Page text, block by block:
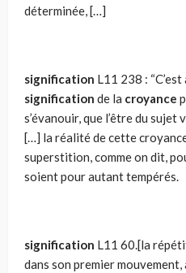
déterminée, […]
signification L11 238 :
signification de la croyance
s’évanouir, que l’être du
[…] la réalité de cette
superstition, comme on dit,
soient pour autant tempé­rés.
signification L11 60.[la
dans son premier